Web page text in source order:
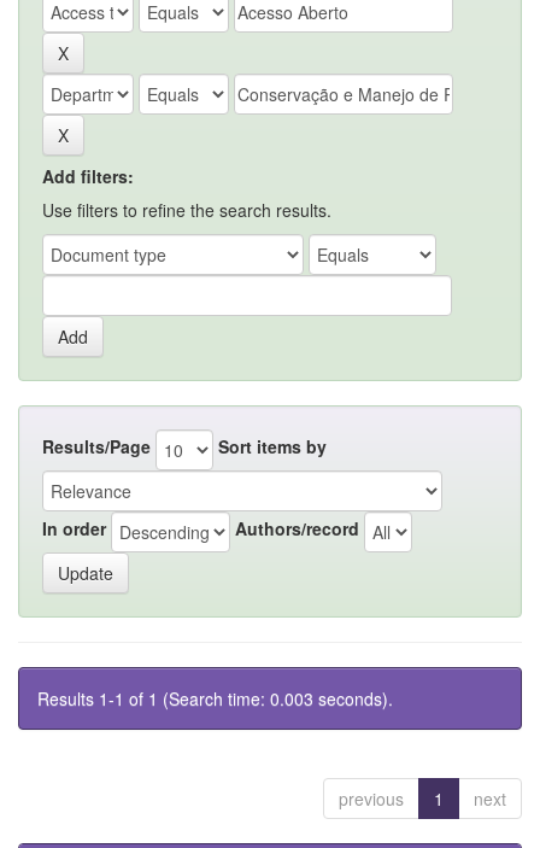
Add filters:
Use filters to refine the search results.
Results/Page Sort items by
In order Authors/record
Results 1-1 of 1 (Search time: 0.003 seconds).
previous 1 next